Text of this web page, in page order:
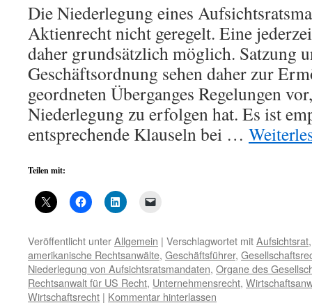
Die Niederlegung eines
Aktienrecht nicht geregelt. Eine
daher grundsätzlich möglich. Satzung
Geschäftsordnung sehen daher zur
geordneten Überganges Regelungen
Niederlegung zu erfolgen hat. Es ist
entsprechende Klauseln bei …
Teilen mit:
Veröffentlicht unterAllgemein | Verschlagwortet mitAufsichtsrat
amerikanische Rechtsanwälte, Geschäftsführer,
Niederlegung von Aufsichtsratsmandaten, Organe des
Rechtsanwalt für US Recht, Unternehmensrecht,
Wirtschaftsrecht | Kommentar hinterlassen